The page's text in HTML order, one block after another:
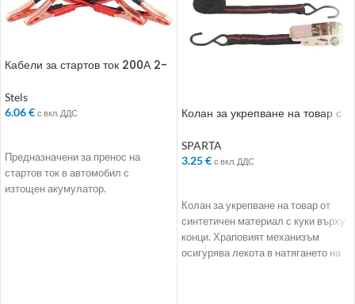
Кабели за стартов ток 200А 2-
Stels
6.06€ с вкл. ДДС
Предназначени за пренос на
стартов ток в автомобил с
изтощен акумулатор.
Колан за укрепване на товар с
SPARTA
3.25€ с вкл. ДДС
Колан за укрепване на товар от
синтетичен материал с куки върху
конци. Храповият механизъм
осигурява лекота в натягането на